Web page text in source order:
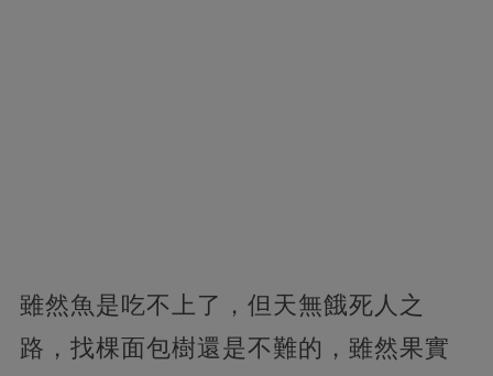
雖然魚是吃不上了，但天無餓死人之
路，找棵面包樹還是不難的，雖然果實